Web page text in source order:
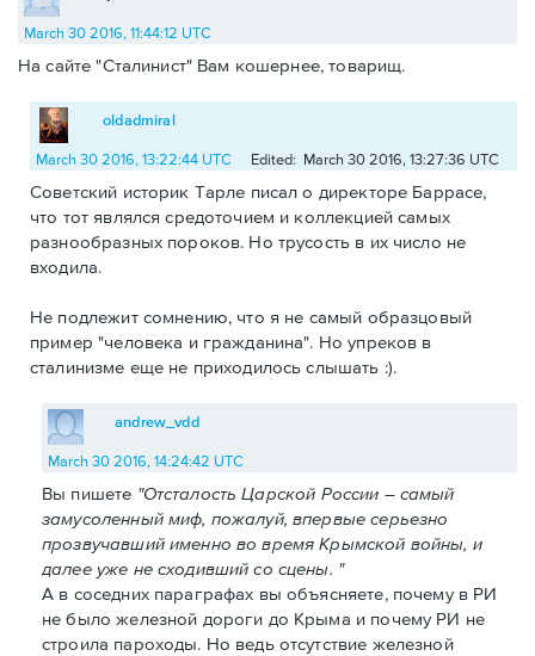
March 30 2016, 11:44:12 UTC
На сайте "Сталинист" Вам кошернее, товарищ.
oldadmiral
March 30 2016, 13:22:44 UTC Edited: March 30 2016, 13:27:36 UTC
Советский историк Тарле писал о директоре Баррасе,
что тот являлся средоточием и коллекцией самых
разнообразных пороков. Но трусость в их число не
входила.
Не подлежит сомнению, что я не самый образцовый
пример "человека и гражданина". Но упреков в
сталинизме еще не приходилось слышать :).
andrew_vdd
March 30 2016, 14:24:42 UTC
Вы пишете "Отсталость Царской России – самый
замусоленный миф, пожалуй, впервые серьезно
прозвучавший именно во время Крымской войны, и
далее уже не сходивший со сцены. "
А в соседних параграфах вы объясняете, почему в РИ
не было железной дороги до Крыма и почему РИ не
строила пароходы. Но ведь отсутствие железной